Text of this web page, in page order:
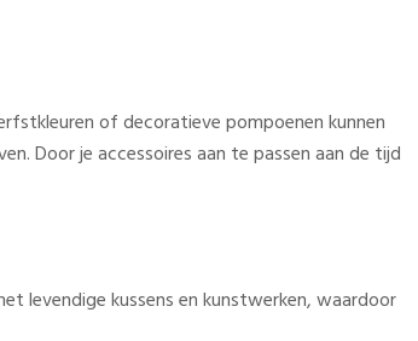
of decoratieve pompoenen kunnen
Door je accessoires aan te passen aan de tijd
levendige kussens en kunstwerken, waardoor